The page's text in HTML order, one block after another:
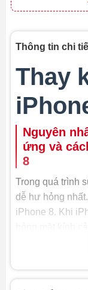
Thông tin chi
Thay
Nguyên
ứng và
8
Trong quá trình
dễ hư hỏng
iPhone 8. Khi
bạn nên mang
chữa điện thoại
ảnh hưởng đến
được tính thẩm